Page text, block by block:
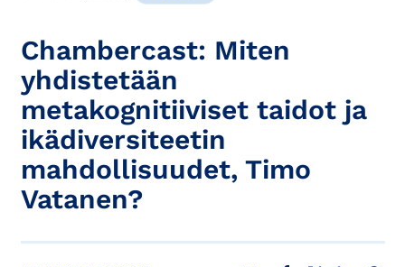
Chambercast: Miten
yhdistetään
metakognitiiviset taidot ja
ikädiversiteetin
mahdollisuudet, Timo
Vatanen?